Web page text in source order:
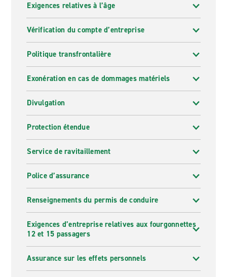
Exigences relatives à l’âge
Vérification du compte d’entreprise
Politique transfrontalière
Exonération en cas de dommages matériels
Divulgation
Protection étendue
Service de ravitaillement
Police d’assurance
Renseignements du permis de conduire
Exigences d’entreprise relatives aux fourgonnettes
12 et 15 passagers
Assurance sur les effets personnels